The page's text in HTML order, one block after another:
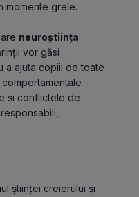
momente grele.
neuroștiința
vor găsi
a ajuta copiii de toate
și conflictele de
științei creierului și